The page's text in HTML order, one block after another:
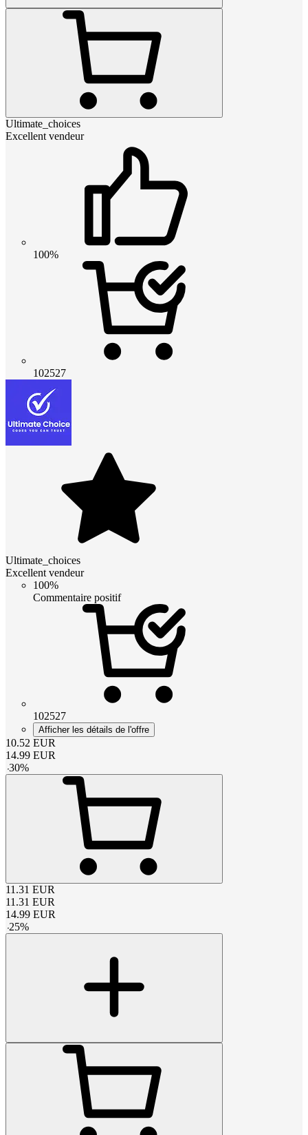
Ultimate_choices
Excellent vendeur
100%
102527
Ultimate_choices
Excellent vendeur
100%
Commentaire positif
102527
Afficher les détails de l'offre
10.52 EUR
14.99 EUR
-30%
11.31 EUR
11.31 EUR
14.99 EUR
-25%